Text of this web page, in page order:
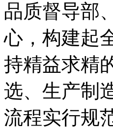
品质督导部
心，构建起
持精益求精
选、生产制
流程实行规